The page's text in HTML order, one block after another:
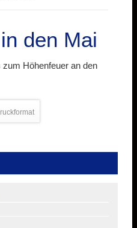
den Mai
zum Höhenfeuer an den